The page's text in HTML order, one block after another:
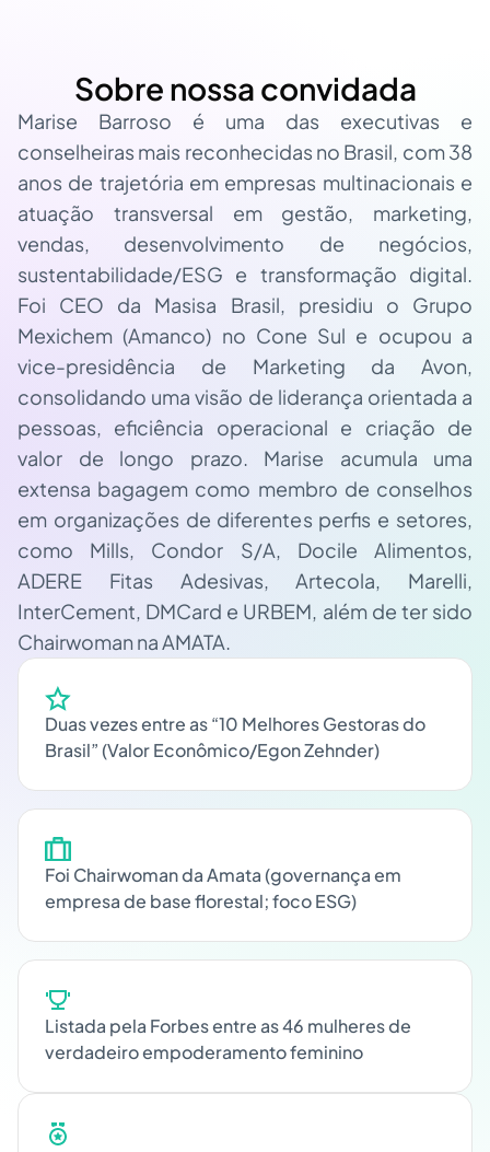
Sobre nossa convidada
Marise Barroso é uma das executivas e
conselheiras mais reconhecidas no Brasil, com 38
anos de trajetória em empresas multinacionais e
atuação transversal em gestão, marketing,
vendas, desenvolvimento de negócios,
sustentabilidade/ESG e transformação digital.
Foi CEO da Masisa Brasil, presidiu o Grupo
Mexichem (Amanco) no Cone Sul e ocupou a
vice-presidência de Marketing da Avon,
consolidando uma visão de liderança orientada a
pessoas, eficiência operacional e criação de
valor de longo prazo. Marise acumula uma
extensa bagagem como membro de conselhos
em organizações de diferentes perfis e setores,
como Mills, Condor S/A, Docile Alimentos,
ADERE Fitas Adesivas, Artecola, Marelli,
InterCement, DMCard e URBEM, além de ter sido
Chairwoman na AMATA.
Duas vezes entre as “10 Melhores Gestoras do
Brasil” (Valor Econômico/Egon Zehnder)
Foi Chairwoman da Amata (governança em
empresa de base florestal; foco ESG)
Listada pela Forbes entre as 46 mulheres de
verdadeiro empoderamento feminino